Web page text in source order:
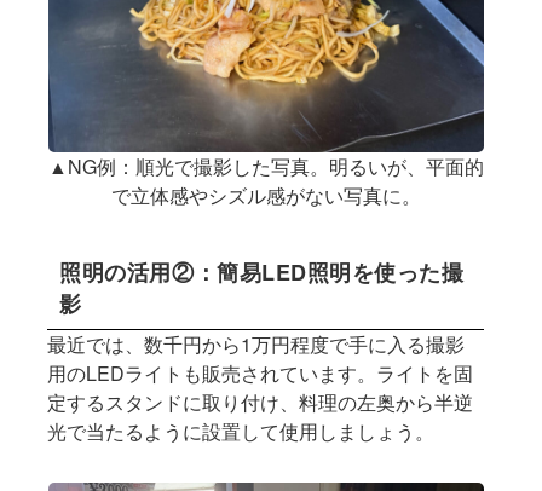
▲NG例：順光で撮影した写真。明るいが、平面的
で立体感やシズル感がない写真に。
照明の活用②：簡易LED照明を使った撮
影
最近では、数千円から1万円程度で手に入る撮影
用のLEDライトも販売されています。ライトを固
定するスタンドに取り付け、料理の左奥から半逆
光で当たるように設置して使用しましょう。